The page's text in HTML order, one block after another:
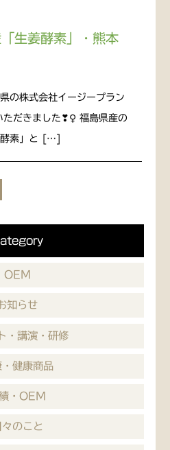
生姜酵素」・熊本
の株式会社イージープラン
ただきました❣️‍♀️ 福島県産の
酵素」と […]
OEM
知らせ
・講演・研修
・健康商品
・OEM
々のこと